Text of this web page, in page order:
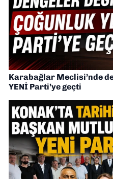
Karabağlar Meclisi’nde
YENİ Parti’ye geçti